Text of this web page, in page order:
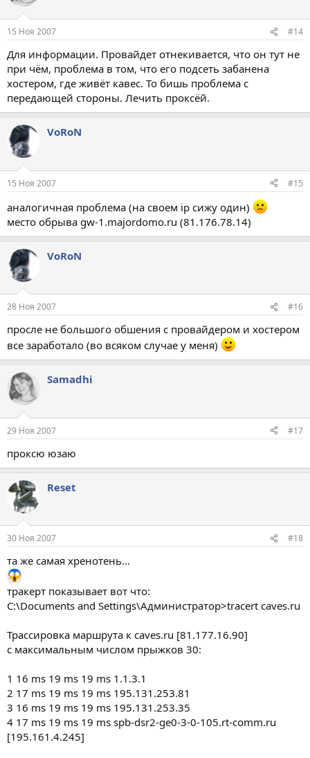
15 Ноя 2007 #14
Для информации. Провайдет отнекивается, что он тут не
при чём, проблема в том, что его подсеть забанена
хостером, где живёт кавес. То бишь проблема с
передающей стороны. Лечить проксёй.
VoRoN
15 Ноя 2007 #15
аналогичная проблема (на своем ip сижу один)
место обрыва gw-1.majordomo.ru (81.176.78.14)
VoRoN
28 Ноя 2007 #16
просле не большого обшения с провайдером и хостером
все заработало (во всяком случае у меня)
Samadhi
29 Ноя 2007 #17
проксю юзаю
Reset
30 Ноя 2007 #18
та же самая хренотень...
тракерт показывает вот что:
C:\Documents and Settings\Администратор>tracert caves.ru
Трассировка маршрута к caves.ru [81.177.16.90]
с максимальным числом прыжков 30:
1 16 ms 19 ms 19 ms 1.1.3.1
2 17 ms 19 ms 19 ms 195.131.253.81
3 16 ms 19 ms 19 ms 195.131.253.35
4 17 ms 19 ms 19 ms spb-dsr2-ge0-3-0-105.rt-comm.ru
[195.161.4.245]